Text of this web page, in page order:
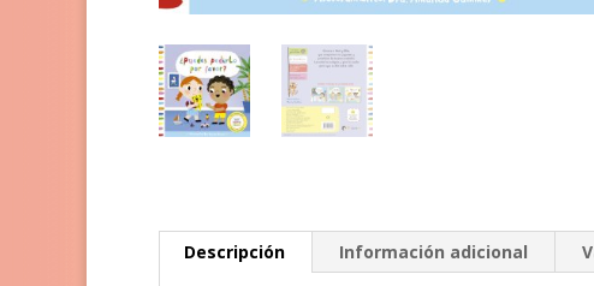
Descripción Información adicional